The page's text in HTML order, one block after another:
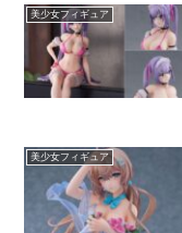
美少女フィギュア
美少女フィギュア